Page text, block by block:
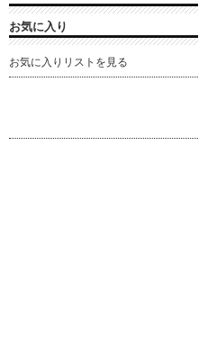
お気に入り
お気に入りリストを見る